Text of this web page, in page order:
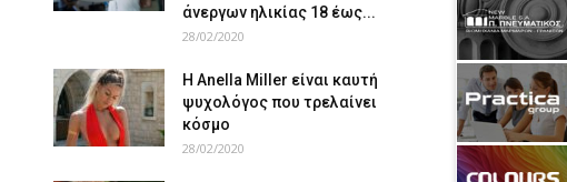
άνεργων ηλικίας 18 έως...
28/02/2020
Η Anella Miller είναι καυτή
ψυχολόγος που τρελαίνει
κόσμο
28/02/2020